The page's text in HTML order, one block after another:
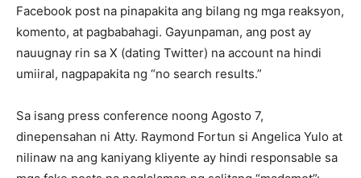
Facebook post na pinapakita ang bilang ng mga reaksyon,
komento, at pagbabahagi. Gayunpaman, ang post ay
nauugnay rin sa X (dating Twitter) na account na hindi
umiiral, nagpapakita ng “no search results.”
Sa isang press conference noong Agosto 7,
dinepensahan ni Atty. Raymond Fortun si Angelica Yulo at
nilinaw na ang kaniyang kliyente ay hindi responsable sa